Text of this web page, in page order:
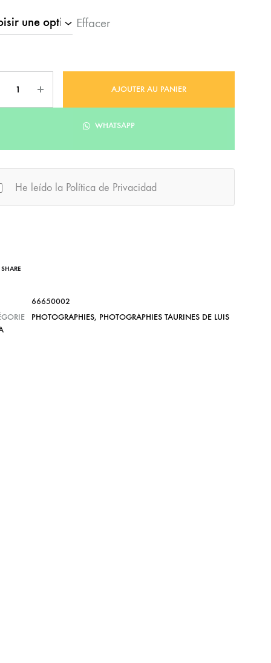
Effacer
AJOUTER AU PANIER
WHATSAPP
He leído la Política de Privacidad
SHARE
66650002
PHOTOGRAPHIES, PHOTOGRAPHIES TAURINES DE LUIS